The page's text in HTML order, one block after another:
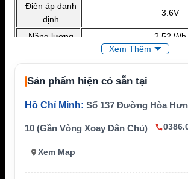
Điện áp danh
định
3.6V
Năng lượng
2.52 Wh
Theo tiêu chuẩn
Trọng lượng
Khoảng 55
Thiết bị tương
Midland LXT600 Series,
Hãng sản xuất
Midland
Đơn vị phân p
Xem Thêm
Sản phẩm hiện có sẵn tại
Hồ Chí Minh: Số 137 Đường Hòa
10 (Gần Vòng Xoay Dân Chủ)
Xem Map